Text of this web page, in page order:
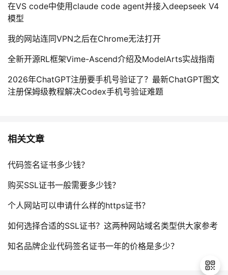
在VS code中使用claude code agent并接入deepseek V4
模型
我的网站连同VPN之后在Chrome无法打开
全新开源RL框架Vime-Ascend介绍及ModelArts实战指南
2026年ChatGPT注册要手机号验证了？最新ChatGPT图文
注册保姆级教程解决Codex手机号验证难题
相关文章
代码签名证书多少钱？
购买SSL证书一般需要多少钱？
个人网站可以申请什么样的https证书？
如何选择合适的SSL证书？这两种网站域名类型供大家参考
知名品牌企业代码签名证书一年的价格是多少？